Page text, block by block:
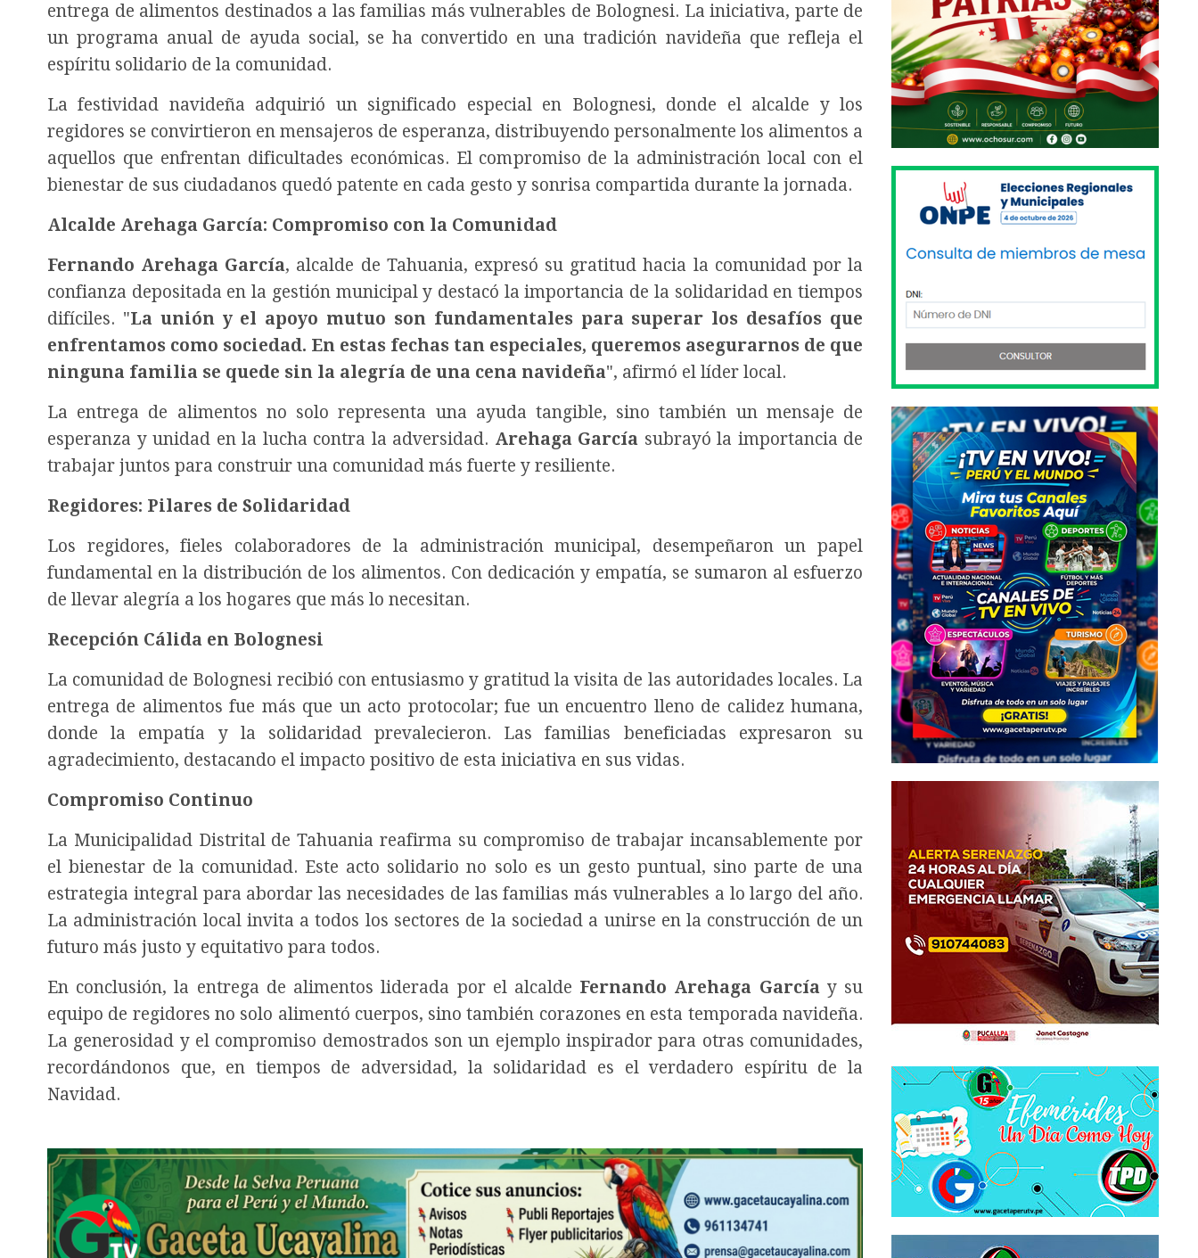
entrega de alimentos destinados a las familias más vulnerables de Bolognesi. La iniciativa, parte de
un programa anual de ayuda social, se ha convertido en una tradición navideña que refleja el
espíritu solidario de la comunidad.
La festividad navideña adquirió un significado especial en Bolognesi, donde el alcalde y los
regidores se convirtieron en mensajeros de esperanza, distribuyendo personalmente los alimentos a
aquellos que enfrentan dificultades económicas. El compromiso de la administración local con el
bienestar de sus ciudadanos quedó patente en cada gesto y sonrisa compartida durante la jornada.
Alcalde Arehaga García: Compromiso con la Comunidad
Fernando Arehaga García, alcalde de Tahuania, expresó su gratitud hacia la comunidad por la
confianza depositada en la gestión municipal y destacó la importancia de la solidaridad en tiempos
difíciles. "La unión y el apoyo mutuo son fundamentales para superar los desafíos que
enfrentamos como sociedad. En estas fechas tan especiales, queremos asegurarnos de que
ninguna familia se quede sin la alegría de una cena navideña", afirmó el líder local.
La entrega de alimentos no solo representa una ayuda tangible, sino también un mensaje de
esperanza y unidad en la lucha contra la adversidad. Arehaga García subrayó la importancia de
trabajar juntos para construir una comunidad más fuerte y resiliente.
Regidores: Pilares de Solidaridad
Los regidores, fieles colaboradores de la administración municipal, desempeñaron un papel
fundamental en la distribución de los alimentos. Con dedicación y empatía, se sumaron al esfuerzo
de llevar alegría a los hogares que más lo necesitan.
Recepción Cálida en Bolognesi
La comunidad de Bolognesi recibió con entusiasmo y gratitud la visita de las autoridades locales. La
entrega de alimentos fue más que un acto protocolar; fue un encuentro lleno de calidez humana,
donde la empatía y la solidaridad prevalecieron. Las familias beneficiadas expresaron su
agradecimiento, destacando el impacto positivo de esta iniciativa en sus vidas.
Compromiso Continuo
La Municipalidad Distrital de Tahuania reafirma su compromiso de trabajar incansablemente por
el bienestar de la comunidad. Este acto solidario no solo es un gesto puntual, sino parte de una
estrategia integral para abordar las necesidades de las familias más vulnerables a lo largo del año.
La administración local invita a todos los sectores de la sociedad a unirse en la construcción de un
futuro más justo y equitativo para todos.
En conclusión, la entrega de alimentos liderada por el alcalde Fernando Arehaga Garcíay su
equipo de regidores no solo alimentó cuerpos, sino también corazones en esta temporada navideña.
La generosidad y el compromiso demostrados son un ejemplo inspirador para otras comunidades,
recordándonos que, en tiempos de adversidad, la solidaridad es el verdadero espíritu de la
Navidad.